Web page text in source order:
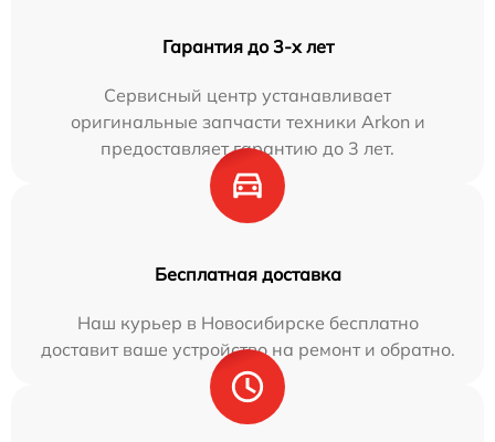
Гарантия до 3-х лет
Сервисный центр устанавливает
оригинальные запчасти техники Arkon и
предоставляет гарантию до 3 лет.
Бесплатная доставка
Наш курьер в Новосибирске бесплатно
доставит ваше устройство на ремонт и обратно.